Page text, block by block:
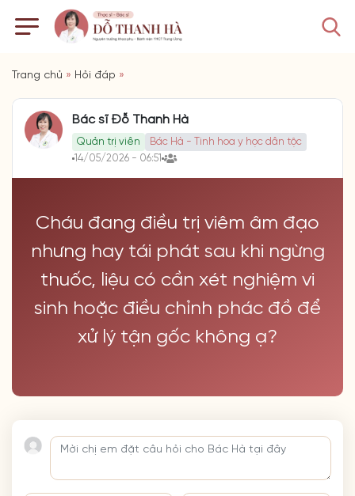
Trang chủ » Hỏi đáp »
Bác sĩ Đỗ Thanh Hà
Quản trị viên
Bác Hà - Tinh hoa y học dân tộc
14/05/2026 - 06:51
Cháu đang điều trị viêm âm đạo
nhưng hay tái phát sau khi ngừng
thuốc, liệu có cần xét nghiệm vi
sinh hoặc điều chỉnh phác đồ để
xử lý tận gốc không ạ?